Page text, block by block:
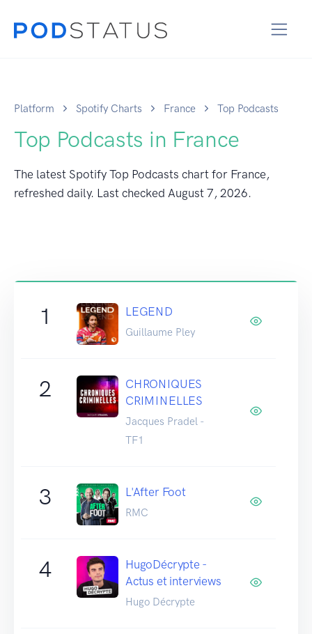
Platform Spotify Charts France Top Podcasts
Top Podcasts in France
The latest Spotify Top Podcasts chart for France,
refreshed daily. Last checked August 7, 2026.
1 LEGEND
Guillaume Pley
2
CHRONIQUES
CRIMINELLES
Jacques Pradel -
TF1
3 L'After Foot
RMC
4
HugoDécrypte -
Actus et interviews
Hugo Décrypte